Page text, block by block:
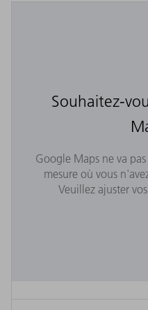
Souhaitez-
Google Maps ne va
mesure où vous
Veuillez ajuster vos